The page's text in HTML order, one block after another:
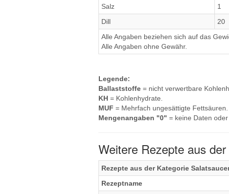
Salz
1
Dill
20
Alle Angaben beziehen sich auf das
Alle Angaben ohne Gewähr.
Legende:
Ballaststoffe = nicht verwertbare
KH = Kohlenhydrate.
MUF = Mehrfach ungesättigte Fettsäuren.
Mengenangaben "0" = keine Daten
Weitere Rezepte aus
Rezepte aus der Kategorie
Rezeptname